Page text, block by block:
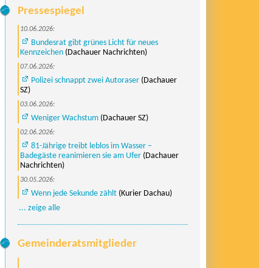
Pressespiegel
10.06.2026:
Bundesrat gibt grünes Licht für neues
Kennzeichen (Dachauer Nachrichten)
07.06.2026:
Polizei schnappt zwei Autoraser (Dachauer
SZ)
03.06.2026:
Weniger Wachstum (Dachauer SZ)
02.06.2026:
81-Jährige treibt leblos im Wasser –
Badegäste reanimieren sie am Ufer (Dachauer
Nachrichten)
30.05.2026:
Wenn jede Sekunde zählt (Kurier Dachau)
... zeige alle
Gemeinderatsmitglieder